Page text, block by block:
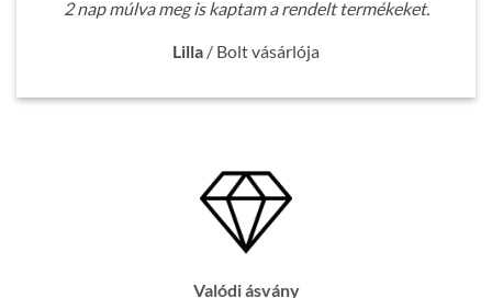
2 nap múlva meg is kaptam a rendelt termékeket.
Lilla / Bolt vásárlója
Valódi ásvány